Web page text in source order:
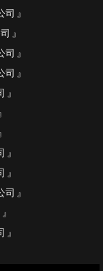
司
司
司
司